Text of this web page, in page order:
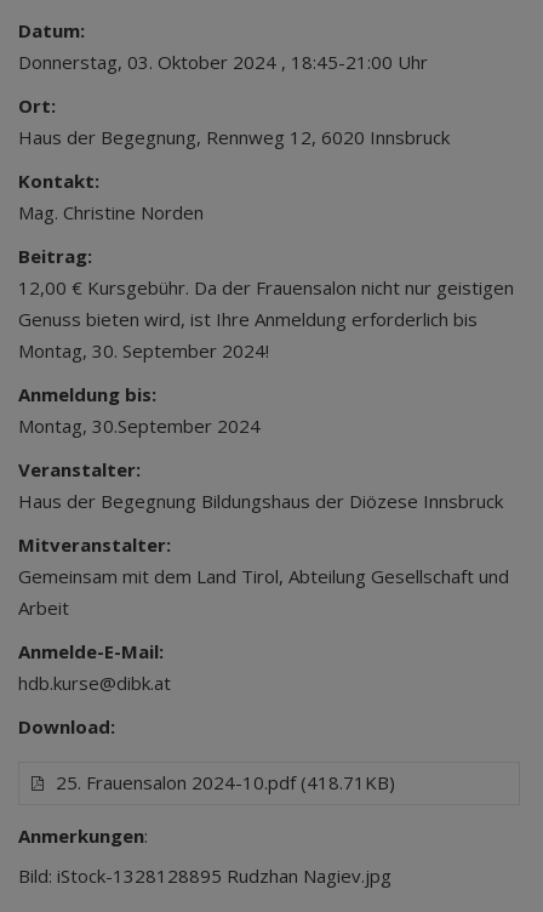
Datum:
Donnerstag, 03. Oktober 2024 , 18:45-21:00 Uhr
Ort:
Haus der Begegnung, Rennweg 12, 6020 Innsbruck
Kontakt:
Mag. Christine Norden
Beitrag:
12,00 € Kursgebühr. Da der Frauensalon nicht nur geistigen
Genuss bieten wird, ist Ihre Anmeldung erforderlich bis
Montag, 30. September 2024!
Anmeldung bis:
Montag, 30.September 2024
Veranstalter:
Haus der Begegnung Bildungshaus der Diözese Innsbruck
Mitveranstalter:
Gemeinsam mit dem Land Tirol, Abteilung Gesellschaft und
Arbeit
Anmelde-E-Mail:
hdb.kurse@dibk.at
Download:
25. Frauensalon 2024-10.pdf (418.71KB)
Anmerkungen:
Bild: iStock-1328128895 Rudzhan Nagiev.jpg